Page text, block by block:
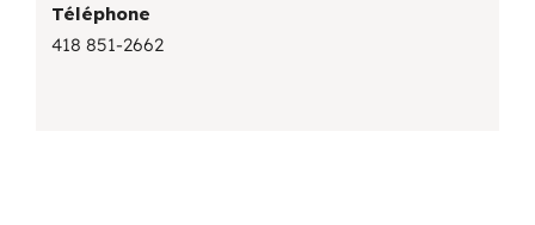
Téléphone
418 851-2662